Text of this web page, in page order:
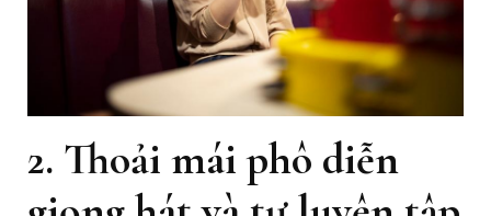
2. Thoải mái phô diễn